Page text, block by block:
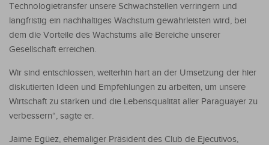
Technologietransfer unsere Schwachstellen verringern und
langfristig ein nachhaltiges Wachstum gewährleisten wird, bei
dem die Vorteile des Wachstums alle Bereiche unserer
Gesellschaft erreichen.
Wir sind entschlossen, weiterhin hart an der Umsetzung der hier
diskutierten Ideen und Empfehlungen zu arbeiten, um unsere
Wirtschaft zu stärken und die Lebensqualität aller Paraguayer zu
verbessern“, sagte er.
Jaime Egüez, ehemaliger Präsident des Club de Ejecutivos,